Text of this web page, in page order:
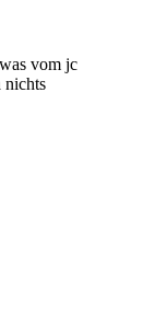
vom jc
nichts